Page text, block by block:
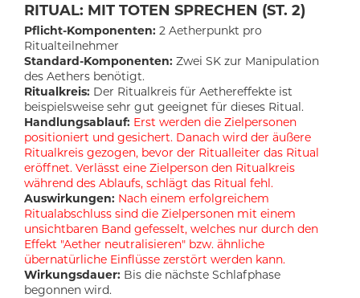
RITUAL: MIT TOTEN SPRECHEN (ST. 2)
Pflicht-Komponenten: 2 Aetherpunkt pro
Ritualteilnehmer
Standard-Komponenten: Zwei SK zur Manipulation
des Aethers benötigt.
Ritualkreis: Der Ritualkreis für Aethereffekte ist
beispielsweise sehr gut geeignet für dieses Ritual.
Handlungsablauf: Erst werden die Zielpersonen
positioniert und gesichert. Danach wird der äußere
Ritualkreis gezogen, bevor der Ritualleiter das Ritual
eröffnet. Verlässt eine Zielperson den Ritualkreis
während des Ablaufs, schlägt das Ritual fehl.
Auswirkungen: Nach einem erfolgreichem
Ritualabschluss sind die Zielpersonen mit einem
unsichtbaren Band gefesselt, welches nur durch den
Effekt "Aether neutralisieren" bzw. ähnliche
übernatürliche Einflüsse zerstört werden kann.
Wirkungsdauer: Bis die nächste Schlafphase
begonnen wird.